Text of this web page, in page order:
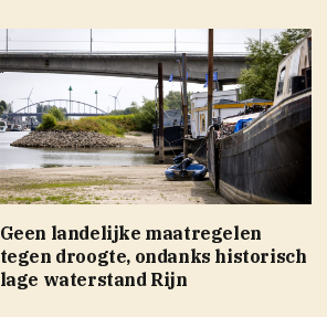
Geen landelijke maatregelen
tegen droogte, ondanks historisch
lage waterstand Rijn